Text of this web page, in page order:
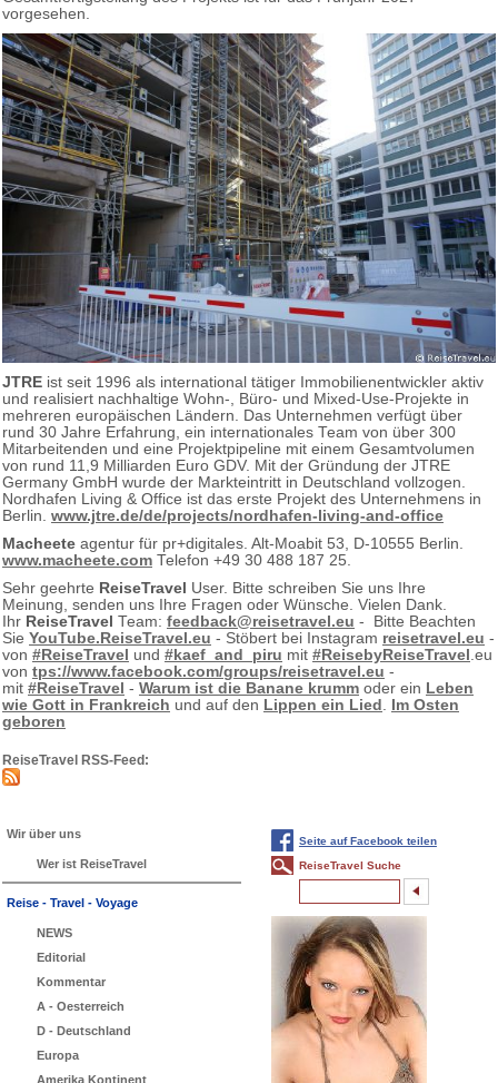
vorgesehen.
JTRE ist seit 1996 als international tätiger Immobilienentwickler aktiv
und realisiert nachhaltige Wohn-, Büro- und Mixed-Use-Projekte in
mehreren europäischen Ländern. Das Unternehmen verfügt über
rund 30 Jahre Erfahrung, ein internationales Team von über 300
Mitarbeitenden und eine Projektpipeline mit einem Gesamtvolumen
von rund 11,9 Milliarden Euro GDV. Mit der Gründung der JTRE
Germany GmbH wurde der Markteintritt in Deutschland vollzogen.
Nordhafen Living & Office ist das erste Projekt des Unternehmens in
Berlin. www.jtre.de/de/projects/nordhafen-living-and-office
Macheete agentur für pr+digitales. Alt-Moabit 53, D-10555 Berlin.
www.macheete.com Telefon +49 30 488 187 25.
Sehr geehrte ReiseTravel User. Bitte schreiben Sie uns Ihre
Meinung, senden uns Ihre Fragen oder Wünsche. Vielen Dank.
Ihr ReiseTravel Team: feedback@reisetravel.eu - Bitte Beachten
Sie YouTube.ReiseTravel.eu - Stöbert bei Instagram reisetravel.eu -
von #ReiseTravel und #kaef_and_piru mit #ReisebyReiseTravel .eu
von tps://www.facebook.com/groups/reisetravel.eu -
mit #ReiseTravel - Warum ist die Banane krumm oder ein Leben
wie Gott in Frankreich und auf den Lippen ein Lied
Im Osten
geboren
ReiseTravel RSS-Feed:
Wir über uns
Wer ist ReiseTravel
Reise - Travel - Voyage
NEWS
Editorial
Kommentar
A - Oesterreich
D - Deutschland
Europa
Amerika Kontinent
Seite auf Facebook teilen
ReiseTravel Suche